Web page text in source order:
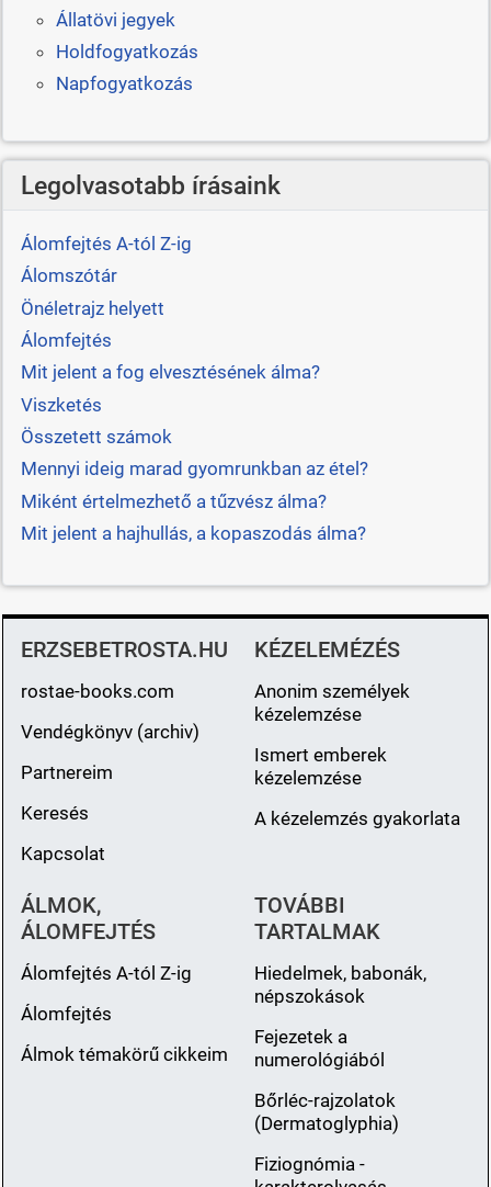
Állatövi jegyek
Holdfogyatkozás
Napfogyatkozás
Legolvasotabb írásaink
Álomfejtés A-tól Z-ig
Álomszótár
Önéletrajz helyett
Álomfejtés
Mit jelent a fog elvesztésének álma?
Viszketés
Összetett számok
Mennyi ideig marad gyomrunkban az étel?
Miként értelmezhető a tűzvész álma?
Mit jelent a hajhullás, a kopaszodás álma?
ERZSEBETROSTA.HU
rostae-books.com
Vendégkönyv (archiv)
Partnereim
Keresés
Kapcsolat
KÉZELEMÉZÉS
Anonim személyek
kézelemzése
Ismert emberek
kézelemzése
A kézelemzés gyakorlata
ÁLMOK,
ÁLOMFEJTÉS
Álomfejtés A-tól Z-ig
Álomfejtés
Álmok témakörű cikkeim
TOVÁBBI
TARTALMAK
Hiedelmek, babonák,
népszokások
Fejezetek a
numerológiából
Bőrléc-rajzolatok
(Dermatoglyphia)
Fiziognómia -